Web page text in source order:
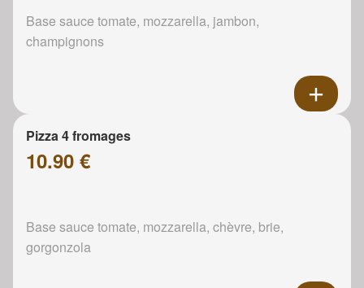
Base sauce tomate, mozzarella, jambon,
champignons
Pizza 4 fromages
10.90 €
Base sauce tomate, mozzarella, chèvre, brie,
gorgonzola